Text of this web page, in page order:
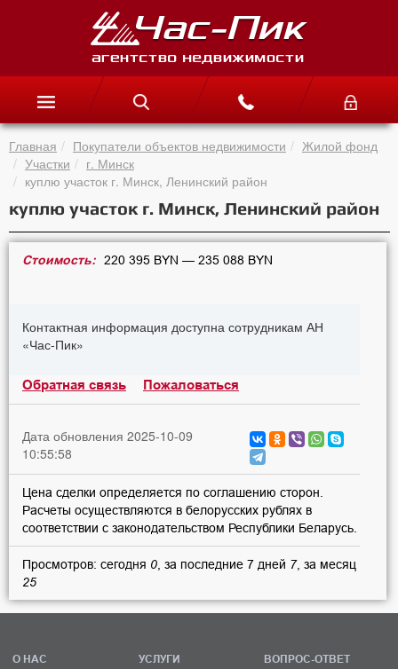
Главная Покупатели объектов недвижимости
Жилой фонд
Участки
г. Минск
куплю участок г. Минск, Ленинский район
куплю участок г. Минск, Ленинский район
Стоимость: 220 395 BYN — 235 088 BYN
Контактная информация доступна сотрудникам АН
«Час-Пик»
Обратная связь Пожаловаться
Дата обновления 2025-10-09
10:55:58
Цена сделки определяется по соглашению сторон.
Расчеты осуществляются в белорусских рублях в
соответствии с законодательством Республики Беларусь.
Просмотров: сегодня 0 , за последние 7 дней 7, за месяц
25
О НАС
УСЛУГИ
ВОПРОС-ОТВЕТ